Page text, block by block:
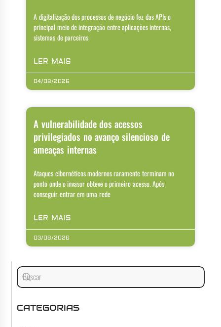
A digitalização dos processos de negócio fez das APIs o
principal meio de integração entre aplicações internas,
sistemas de parceiros
LER MAIS
04/08/2026
A vulnerabilidade dos acessos
privilegiados no avanço silencioso de
ameaças internas
Ataques cibernéticos modernos raramente terminam no
ponto onde o invasor obteve o primeiro acesso. Após
conseguir entrar em uma rede
LER MAIS
03/08/2026
CATEGORIAS